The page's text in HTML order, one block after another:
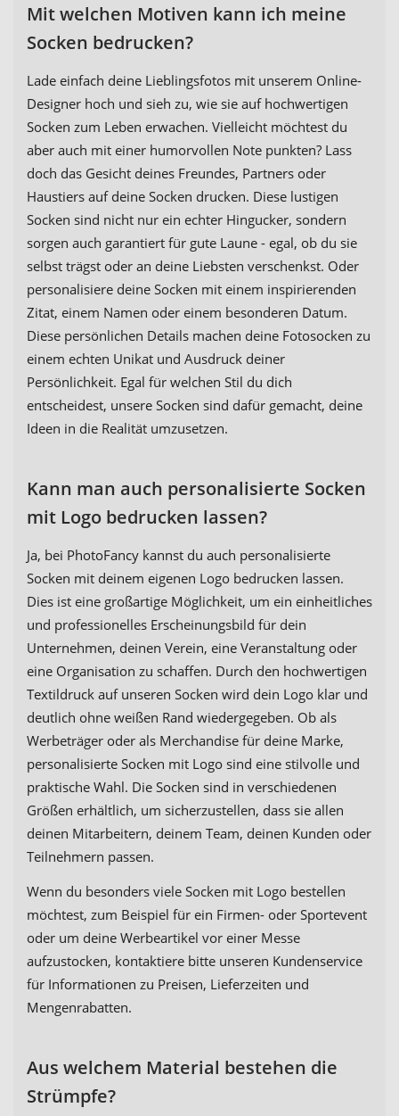
Mit welchen Motiven kann ich meine
Socken bedrucken?
Lade einfach deine Lieblingsfotos mit unserem Online-
Designer hoch und sieh zu, wie sie auf hochwertigen
Socken zum Leben erwachen. Vielleicht möchtest du
aber auch mit einer humorvollen Note punkten? Lass
doch das Gesicht deines Freundes, Partners oder
Haustiers auf deine Socken drucken. Diese lustigen
Socken sind nicht nur ein echter Hingucker, sondern
sorgen auch garantiert für gute Laune - egal, ob du sie
selbst trägst oder an deine Liebsten verschenkst. Oder
personalisiere deine Socken mit einem inspirierenden
Zitat, einem Namen oder einem besonderen Datum.
Diese persönlichen Details machen deine Fotosocken zu
einem echten Unikat und Ausdruck deiner
Persönlichkeit. Egal für welchen Stil du dich
entscheidest, unsere Socken sind dafür gemacht, deine
Ideen in die Realität umzusetzen.
Kann man auch personalisierte Socken
mit Logo bedrucken lassen?
Ja, bei PhotoFancy kannst du auch personalisierte
Socken mit deinem eigenen Logo bedrucken lassen.
Dies ist eine großartige Möglichkeit, um ein einheitliches
und professionelles Erscheinungsbild für dein
Unternehmen, deinen Verein, eine Veranstaltung oder
eine Organisation zu schaffen. Durch den hochwertigen
Textildruck auf unseren Socken wird dein Logo klar und
deutlich ohne weißen Rand wiedergegeben. Ob als
Werbeträger oder als Merchandise für deine Marke,
personalisierte Socken mit Logo sind eine stilvolle und
praktische Wahl. Die Socken sind in verschiedenen
Größen erhältlich, um sicherzustellen, dass sie allen
deinen Mitarbeitern, deinem Team, deinen Kunden oder
Teilnehmern passen.
Wenn du besonders viele Socken mit Logo bestellen
möchtest, zum Beispiel für ein Firmen- oder Sportevent
oder um deine Werbeartikel vor einer Messe
aufzustocken, kontaktiere bitte unseren Kundenservice
für Informationen zu Preisen, Lieferzeiten und
Mengenrabatten.
Aus welchem Material bestehen die
Strümpfe?